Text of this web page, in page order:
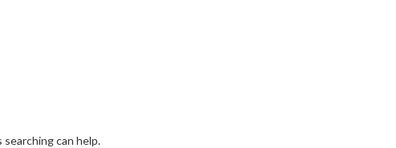
searching can help.